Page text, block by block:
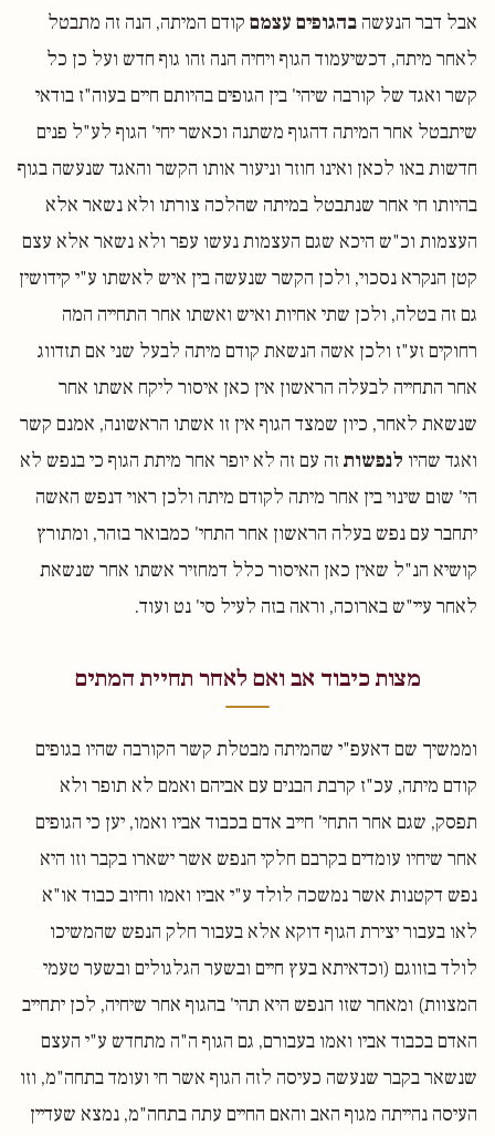
אבל דבר הנעשה בהגופים עצמם קודם המיתה, הנה זה מתבטל
לאחר מיתה, דכשיעמוד הגוף ויחיה הנה זהו גוף חדש ועל כן כל
קשר ואגד של קורבה שיהי' בין הגופים בהיותם חיים בעוה"ז בודאי
שיתבטל אחר המיתה דהגוף משתנה וכאשר יחי' הגוף לע"ל פנים
חדשות באו לכאן ואינו חוזר וניעור אותו הקשר והאגד שנעשה בגוף
בהיותו חי אחר שנתבטל במיתה שהלכה צורתו ולא נשאר אלא
העצמות וכ"ש היכא שגם העצמות נעשו עפר ולא נשאר אלא עצם
קטן הנקרא נסכוי, ולכן הקשר שנעשה בין איש לאשתו ע"י קידושין
גם זה בטלה, ולכן שתי אחיות ואיש ואשתו אחר התחייה המה
רחוקים זע"ז ולכן אשה הנשאת קודם מיתה לבעל שני אם תזדווג
אחר התחייה לבעלה הראשון אין כאן איסור ליקח אשתו אחר
שנשאת לאחר, כיון שמצד הגוף אין זו אשתו הראשונה, אמנם קשר
ואגד שהיו לנפשות זה עם זה לא יופר אחר מיתת הגוף כי בנפש לא
הי' שום שינוי בין אחר מיתה לקודם מיתה ולכן ראוי דנפש האשה
יתחבר עם נפש בעלה הראשון אחר התחי' כמבואר בזהר, ומתורץ
קושיא הנ"ל שאין כאן האיסור כלל דמחזיר אשתו אחר שנשאת
לאחר עיי"ש בארוכה, וראה בזה לעיל סי' נט ועוד.
מצות כיבוד אב ואם לאחר תחיית המתים
וממשיך שם דאעפ"י שהמיתה מבטלת קשר הקורבה שהיו בגופים
קודם מיתה, עכ"ז קרבת הבנים עם אביהם ואמם לא תופר ולא
תפסק, שגם אחר התחי' חייב אדם בכבוד אביו ואמו, יען כי הגופים
אחר שיחיו עומדים בקרבם חלקי הנפש אשר ישארו בקבר וזו היא
נפש דקטנות אשר נמשכה לולד ע"י אביו ואמו וחיוב כבוד או"א
לאו בעבור יצירת הגוף דוקא אלא בעבור חלק הנפש שהמשיכו
לולד בזווגם (וכדאיתא בעץ חיים ובשער הגלגולים ובשער טעמי
המצוות) ומאחר שזו הנפש היא תהי' בהגוף אחר שיחיה, לכן יתחייב
האדם בכבוד אביו ואמו בעבורם, גם הגוף ה"ה מתחדש ע"י העצם
שנשאר בקבר שנעשה כעיסה לזה הגוף אשר חי ועומד בתחה"מ, וזו
העיסה נהייתה מגוף האב והאם החיים עתה בתחה"מ, נמצא שעדיין